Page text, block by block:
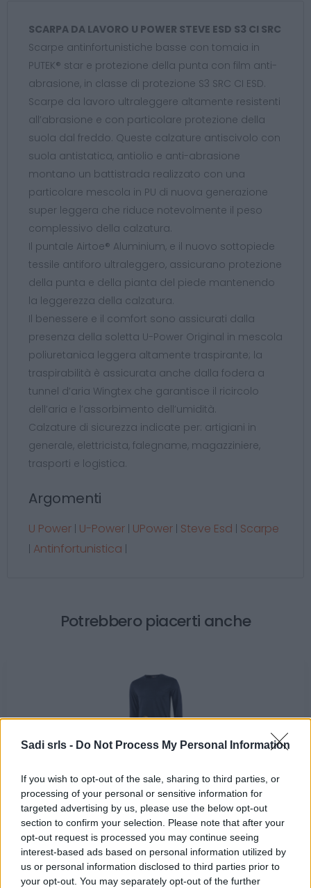
Sadi srls - Do Not Process My Personal Information
If you wish to opt-out of the sale, sharing to third parties, or
processing of your personal or sensitive information for
targeted advertising by us, please use the below opt-out
section to confirm your selection. Please note that after your
opt-out request is processed you may continue seeing
interest-based ads based on personal information utilized by
us or personal information disclosed to third parties prior to
your opt-out. You may separately opt-out of the further
SCARPA DA LAVORO U POWER STEVE ESD S3 CI SRC
Scarpe antinfortunistiche basse con tomaia in
PUTEK® star e protezione della punta con film anti-
abrasione, in classe di protezione S3 SRC CI ESD.
Scarpe da lavoro ultraleggere altamente resistenti
all’abrasione e con particolare protezione della
suola dal freddo. Queste calzature antiscivolo con
suola antistatica, antiolio e anti-abrasione
montano un battistrada realizzato con una
particolare mescola in PU di nuova generazione
super leggera che riduce notevolmente il peso
complessivo della calzatura.
Il puntale Airtoe® Aluminium, e il nuovo sottopiede
tessile antiforo ultraleggero, assicurano protezione
della punta e della pianta del piede mantenendo
la leggerezza della calzatura.
Il benessere e il comfort sono assicurati dalla
presenza della soletta U-Power Original in mescola
poliuretanica leggera altamente traspirante; la
traspirabilità è assicurata anche dalla fodera a
tunnel d’aria Wingtex che garantisce il ricircolo
dell’aria e l’assorbimento dell’umidità.
Calzature di sicurezza indicate per: artigiani in
generale, elettricista, falegname, magazziniere,
trasporti e logistica.
Argomenti
U Power | U-Power | UPower | Steve Esd | Scarpe
| Antinfortunistica |
Potrebbero piacerti anche
T-Shirt da lavoro maglietta U Power Alien Deep Blue
maniche lunghe 100% Cotone
15,50 €
Maglietta da lavoro a maniche lunghe U Power Alien
Deep Blue